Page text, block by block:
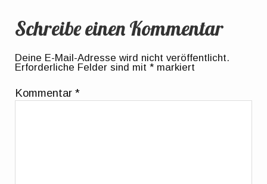
Schreibe einen Kommentar
Deine E-Mail-Adresse wird nicht veröffentlicht.
Erforderliche Felder sind mit* markiert
Kommentar*